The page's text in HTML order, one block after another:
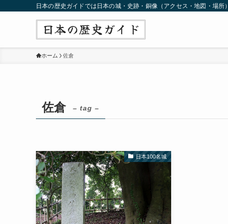
日本の歴史ガイドでは日本の城・史跡・銅像（アクセス・地図・場
ホーム 佐倉
佐倉 – tag –
日本100名城